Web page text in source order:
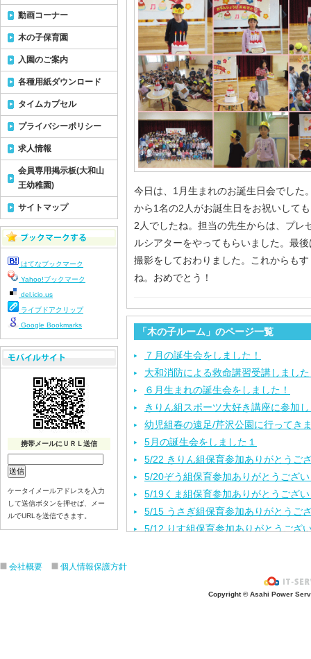
今日は、1月生まれのお誕生日会でした
から1名の2人がお誕生日をお祝いして
2人でしたね。担当の先生からは、プレ
ルシアターをやってもらいました。最
撮影をしておわりました。これからも
ね。おめでとう！
「木の子ルーム」のページ一覧
７月の誕生会をしました！
大和消防による救命講習受講しまし
６月生まれの誕生会をしました！
きりん組スポーツ大好き講座に参加
幼児組春の遠足/芹沢公園に行ってき
5月の誕生会をしました１
5/22 きりん組保育参加ありがとうご
5/20ぞう組保育参加ありがとうござ
5/19くま組保育参加ありがとうござ
5/15 うさぎ組保育参加ありがとうご
5/12 りす組保育参加ありがとうござ
入園進級おめでとうございます！
３月の誕生会をしました。
動画コーナー
木の子保育園
入園のご案内
各種用紙ダウンロード
タイムカプセル
プライバシーポリシー
求人情報
会員専用掲示板(大和山
王幼稚園)
サイトマップ
はてなブックマーク
Yahoo!ブックマーク
del.icio.us
ライブドアクリップ
Google Bookmarks
携帯メールにＵＲＬ送信
ケータイメールアドレスを入力
して送信ボタンを押せば、メー
ルでURLを送信できます。
会社概要 個人情報保護方針
Copyright © Asahi Power